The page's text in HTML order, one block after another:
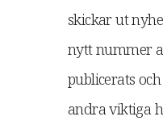
skickar ut
nytt nummer
publicerats
andra viktiga